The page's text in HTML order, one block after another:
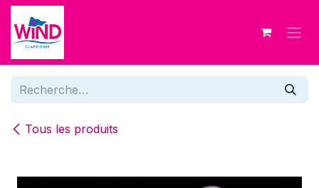
Se rendre au contenu
Tous les produits